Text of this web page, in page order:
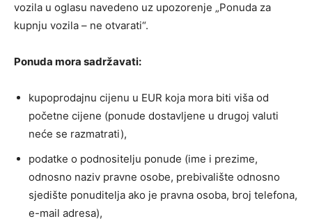
vozila u oglasu navedeno uz upozorenje „Ponuda za
kupnju vozila – ne otvarati“.
Ponuda mora sadržavati:
kupoprodajnu cijenu u EUR koja mora biti viša od
početne cijene (ponude dostavljene u drugoj valuti
neće se razmatrati),
podatke o podnositelju ponude (ime i prezime,
odnosno naziv pravne osobe, prebivalište odnosno
sjedište ponuditelja ako je pravna osoba, broj telefona,
e-mail adresa),